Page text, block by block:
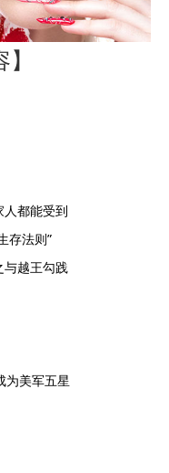
都能受到
存法则”
越王勾践
为美军五星